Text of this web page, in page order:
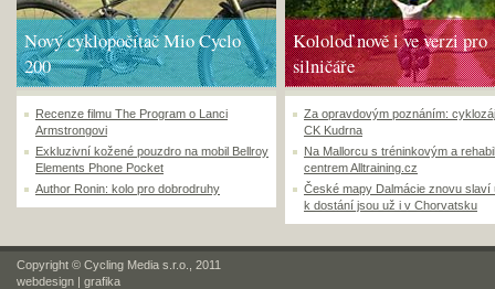
Nový cyklopočítač Mio Cyclo
200
Recenze filmu The Program o Lanci
Armstrongovi
Exkluzivní kožené pouzdro na mobil Bellroy
Elements Phone Pocket
Author Ronin: kolo pro dobrodruhy
Kololoď nově i ve verzi pro
silničáře
Za opravdovým poznáním:
CK Kudrna
Na Mallorcu s tréninkovým a
centrem Alltraining.cz
České mapy Dalmácie znovu slaví
k dostání jsou už i v Chorvatsku
Copyright © Cycling Media s.r.o., 2011
webdesign | grafika